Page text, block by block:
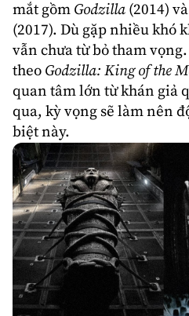
mắt gồm Godzilla (2014) và
(2017). Dù gặp nhiều khó
vẫn chưa từ bỏ tham
theo Godzilla: King of the
quan tâm lớn từ khán giả
qua, kỳ vọng sẽ làm nên
biệt này.